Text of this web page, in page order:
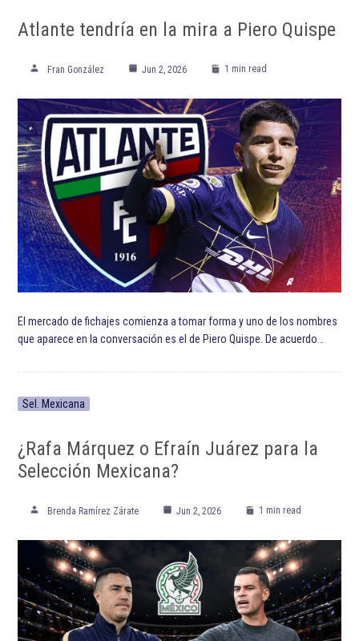
Atlante tendría en la mira a Piero Quispe
Fran González Jun 2, 2026 1 min read
El mercado de fichajes comienza a tomar forma y uno de los nombres
que aparece en la conversación es el de Piero Quispe. De acuerdo…
Sel. Mexicana
¿Rafa Márquez o Efraín Juárez para la
Selección Mexicana?
Brenda Ramírez Zárate Jun 2, 2026 1 min read